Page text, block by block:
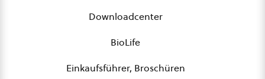
Downloadcenter
BioLife
Einkaufsführer, Broschüren